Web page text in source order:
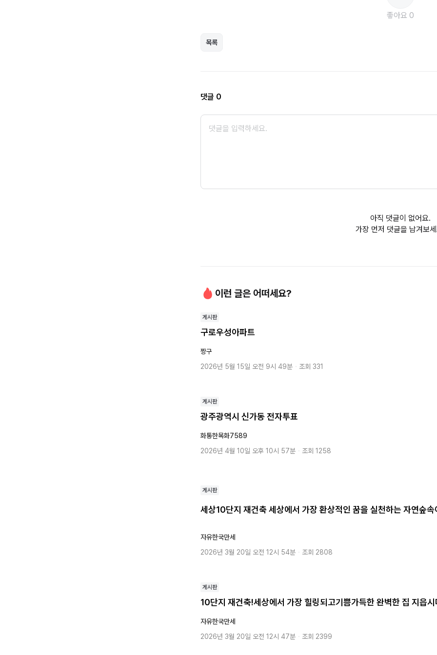
좋아요 0
목록
댓글 0
아직 댓글이 없어요.
가장 먼저 댓글을 남겨보
이런 글은 어떠세요?
게시판
구로우성아파트
짱구
2026년 5월 15일 오전 9시 49분 ・ 조회 331
게시판
광주광역시 신가동 전자투표
화통한목화7589
2026년 4월 10일 오후 10시 57분 ・ 조회 1258
게시판
세상10단지 재건축 세상에서 가장 환상적인 꿈을 실천하는 자연숲
자유한국만세
2026년 3월 20일 오전 12시 54분 ・ 조회 2808
게시판
10단지 재건축!세상에서 가장 힐링되고기쁨가득한 완벽한 집 지읍시
자유한국만세
2026년 3월 20일 오전 12시 47분 ・ 조회 2399